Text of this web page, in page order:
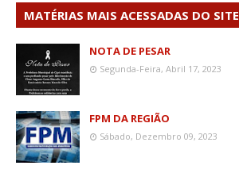
MATÉRIAS MAIS ACESSADAS DO SITE
NOTA DE PESAR
Segunda-Feira, Abril 17, 2023
FPM DA REGIÃO
Sábado, Dezembro 09, 2023